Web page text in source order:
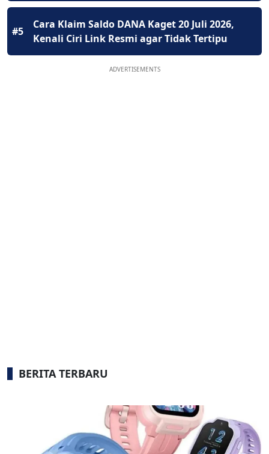
#5
Cara Klaim Saldo DANA Kaget 20 Juli 2026,
Kenali Ciri Link Resmi agar Tidak Tertipu
ADVERTISEMENTS
BERITA TERBARU